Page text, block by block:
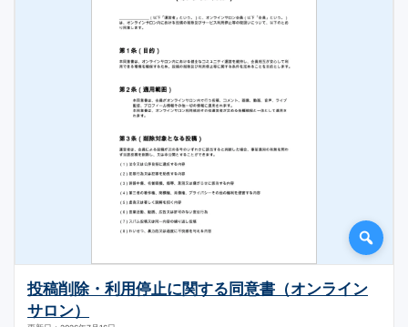
投稿削除・利用停止に関する同意書（オンライン
サロン）